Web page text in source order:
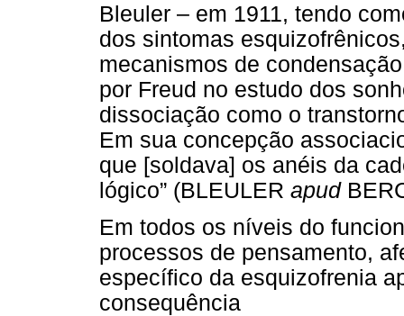
Bleuler – em 1911, tendo
dos sintomas
mecanismos de
por Freud no estudo dos
dissociação como o
Em sua concepção
que [soldava] os anéis da
lógico” (BLEULER apud
Em todos os níveis do
processos de pensamento,
específico da esquizofrenia
consequência